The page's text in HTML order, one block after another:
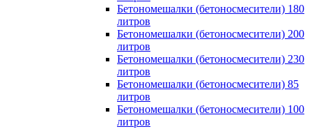
Бетономешалки (бетоносмесители) 180
литров
Бетономешалки (бетоносмесители) 200
литров
Бетономешалки (бетоносмесители) 230
литров
Бетономешалки (бетоносмесители) 85
литров
Бетономешалки (бетоносмесители) 100
литров